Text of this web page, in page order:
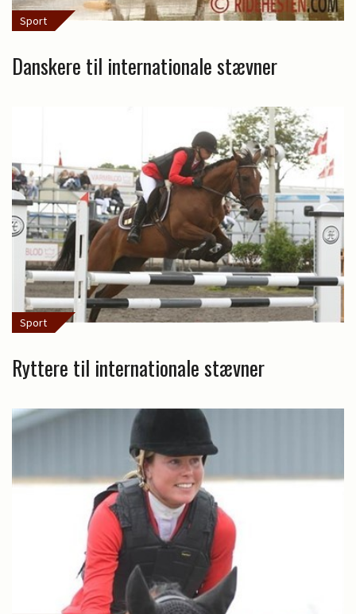
Sport
Danskere til internationale stævner
Sport
Ryttere til internationale stævner